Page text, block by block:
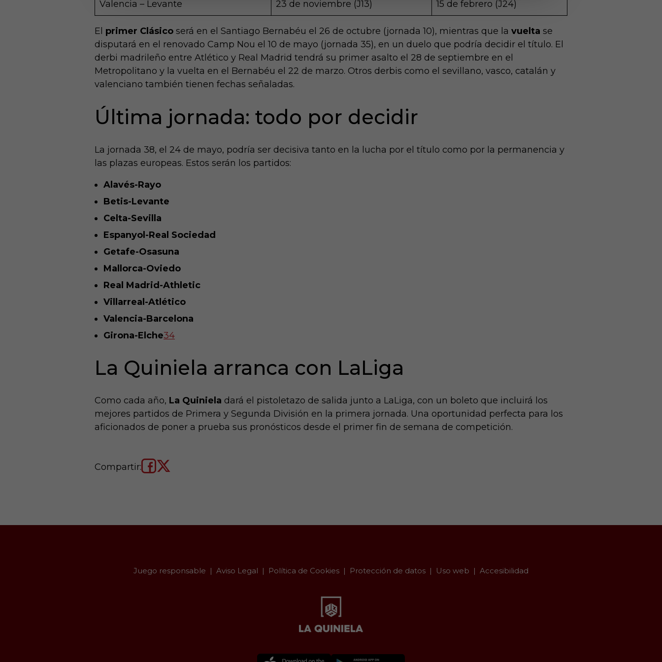
Valencia – Levante 23 de noviembre (J13) 15 de febrero (J24)
El primer Clásico será en el Santiago Bernabéu el 26 de octubre (jornada 10), mientras que la vuelta se
disputará en el renovado Camp Nou el 10 de mayo (jornada 35), en un duelo que podría decidir el título. El
derbi madrileño entre Atlético y Real Madrid tendrá su primer asalto el 28 de septiembre en el
Metropolitano y la vuelta en el Bernabéu el 22 de marzo. Otros derbis como el sevillano, vasco, catalán y
valenciano también tienen fechas señaladas.
Última jornada: todo por decidir
La jornada 38, el 24 de mayo, podría ser decisiva tanto en la lucha por el título como por la permanencia y
las plazas europeas. Estos serán los partidos:
Alavés-Rayo
Betis-Levante
Celta-Sevilla
Espanyol-Real Sociedad
Getafe-Osasuna
Mallorca-Oviedo
Real Madrid-Athletic
Villarreal-Atlético
Valencia-Barcelona
Girona-Elche34
La Quiniela arranca con LaLiga
Como cada año, La Quiniela dará el pistoletazo de salida junto a LaLiga, con un boleto que incluirá los
mejores partidos de Primera y Segunda División en la primera jornada. Una oportunidad perfecta para los
aficionados de poner a prueba sus pronósticos desde el primer fin de semana de competición.
Compartir:
Juego responsable Aviso Legal Política de Cookies Protección de datos Uso web Accesibilidad